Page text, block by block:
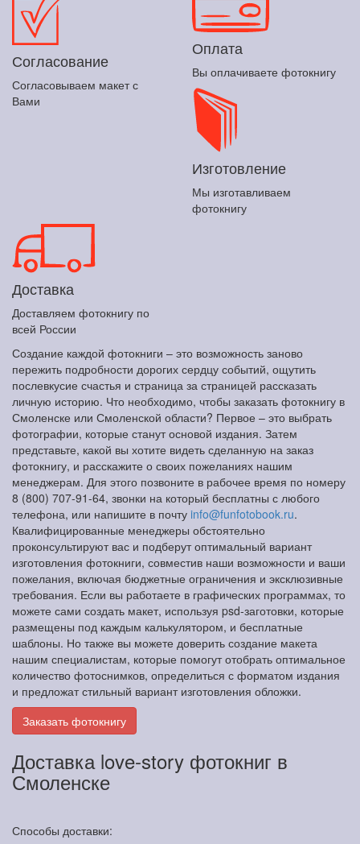
Согласование
Согласовываем макет с
Вами
Оплата
Вы оплачиваете фотокнигу
Изготовление
Мы изготавливаем
фотокнигу
Доставка
Доставляем фотокнигу по
всей России
Создание каждой фотокниги – это возможность заново
пережить подробности дорогих сердцу событий, ощутить
послевкусие счастья и страница за страницей рассказать
личную историю. Что необходимо, чтобы заказать фотокнигу в
Смоленске или Смоленской области? Первое – это выбрать
фотографии, которые станут основой издания. Затем
представьте, какой вы хотите видеть сделанную на заказ
фотокнигу, и расскажите о своих пожеланиях нашим
менеджерам. Для этого позвоните в рабочее время по номеру
8 (800) 707-91-64, звонки на который бесплатны с любого
телефона, или напишите в почту info@funfotobook.ru.
Квалифицированные менеджеры обстоятельно
проконсультируют вас и подберут оптимальный вариант
изготовления фотокниги, совместив наши возможности и ваши
пожелания, включая бюджетные ограничения и эксклюзивные
требования. Если вы работаете в графических программах, то
можете сами создать макет, используя psd-заготовки, которые
размещены под каждым калькулятором, и бесплатные
шаблоны. Но также вы можете доверить создание макета
нашим специалистам, которые помогут отобрать оптимальное
количество фотоснимков, определиться с форматом издания
и предложат стильный вариант изготовления обложки.
Заказать фотокнигу
Доставка love-story фотокниг в
Смоленске
Способы доставки: